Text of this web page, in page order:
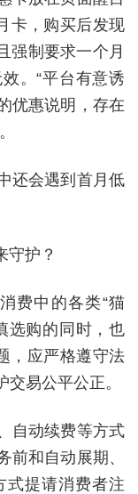
卡，购买后发现
强制要求一个月
。“平台有意诱
优惠说明，存在
还会遇到首月低
守护？
费中的各类“猫
选购的同时，也
，应严格遵守法
易公平公正。
自动续费等方式
前和自动展期、
式提请消费者注